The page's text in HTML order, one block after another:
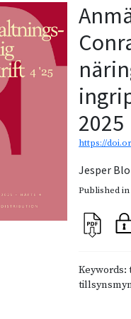
2025
https://
Jesper
Published